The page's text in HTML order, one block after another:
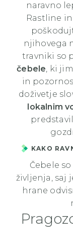
naravno
Rastline
njihovega
travniki so
čebele, ki
in
doživetje
lokalnim
KAKO
Čebele
življenja, saj
hrane